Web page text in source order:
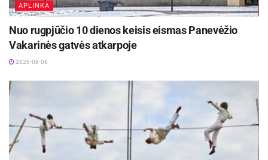
APLINKA
Nuo rugpjūčio 10 dienos keisis eismas Panevėžio
Vakarinės gatvės atkarpoje
2026-08-06